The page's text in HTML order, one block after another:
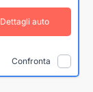
Dettagli auto
Confronta